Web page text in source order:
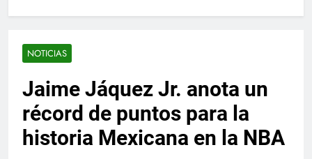
NOTICIAS
Jaime Jáquez Jr. anota un
récord de puntos para la
historia Mexicana en la NBA